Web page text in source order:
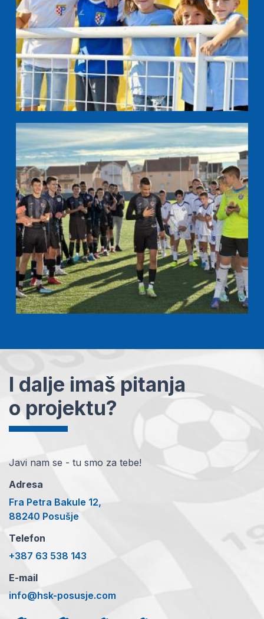
I dalje imaš pitanja
o projektu?
Javi nam se - tu smo za tebe!
Adresa
Fra Petra Bakule 12,
88240 Posušje
Telefon
+387 63 538 143
E-mail
info@hsk-posusje.com